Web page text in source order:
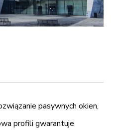
pasywnych okien,
profili gwarantuje